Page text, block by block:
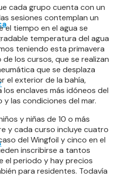
cada grupo cuenta con un
sesiones contemplan un
el tiempo en el agua se
temperatura del agua
teniendo esta primavera
los cursos, que se realizan
que se desplaza
el exterior de la bahía,
enclaves más idóneos del
las condiciones del mar.
y niñas de 10 o más
y cada curso incluye cuatro
del Wingfoil y cinco en el
inscribirse a tantos
el periodo y hay precios
para residentes. Todavía